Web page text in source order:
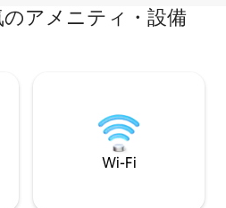
アメニティ・設備
Wi-Fi